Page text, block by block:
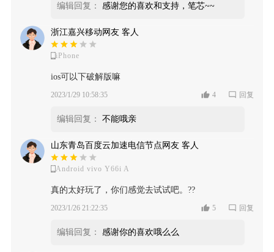
编辑回复： 感谢您的喜欢和支持，笔芯~~
浙江嘉兴移动网友 客人
iPhone
ios可以下破解版嘛
2023/1/29 10:58:35 4 回复
编辑回复： 不能哦亲
山东青岛百度云加速电信节点网友 客人
Android vivo Y66i A
真的太好玩了，你们感觉去试试吧。??
2023/1/26 21:22:35 5 回复
编辑回复： 感谢你的喜欢哦么么